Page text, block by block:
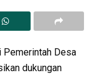
Pemerintah Desa
dukungan